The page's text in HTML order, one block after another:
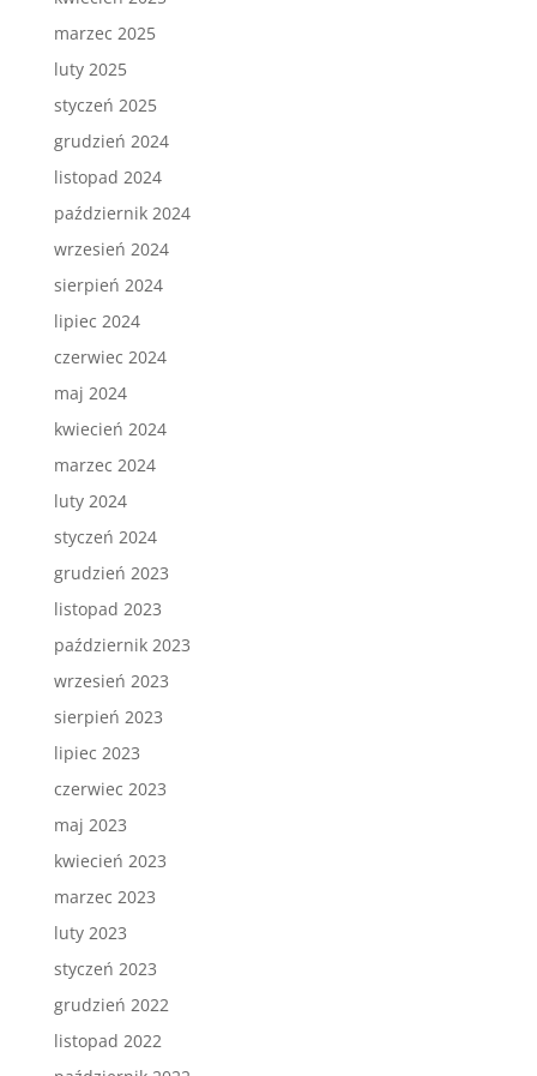
marzec 2025
luty 2025
styczeń 2025
grudzień 2024
listopad 2024
październik 2024
wrzesień 2024
sierpień 2024
lipiec 2024
czerwiec 2024
maj 2024
kwiecień 2024
marzec 2024
luty 2024
styczeń 2024
grudzień 2023
listopad 2023
październik 2023
wrzesień 2023
sierpień 2023
lipiec 2023
czerwiec 2023
maj 2023
kwiecień 2023
marzec 2023
luty 2023
styczeń 2023
grudzień 2022
listopad 2022